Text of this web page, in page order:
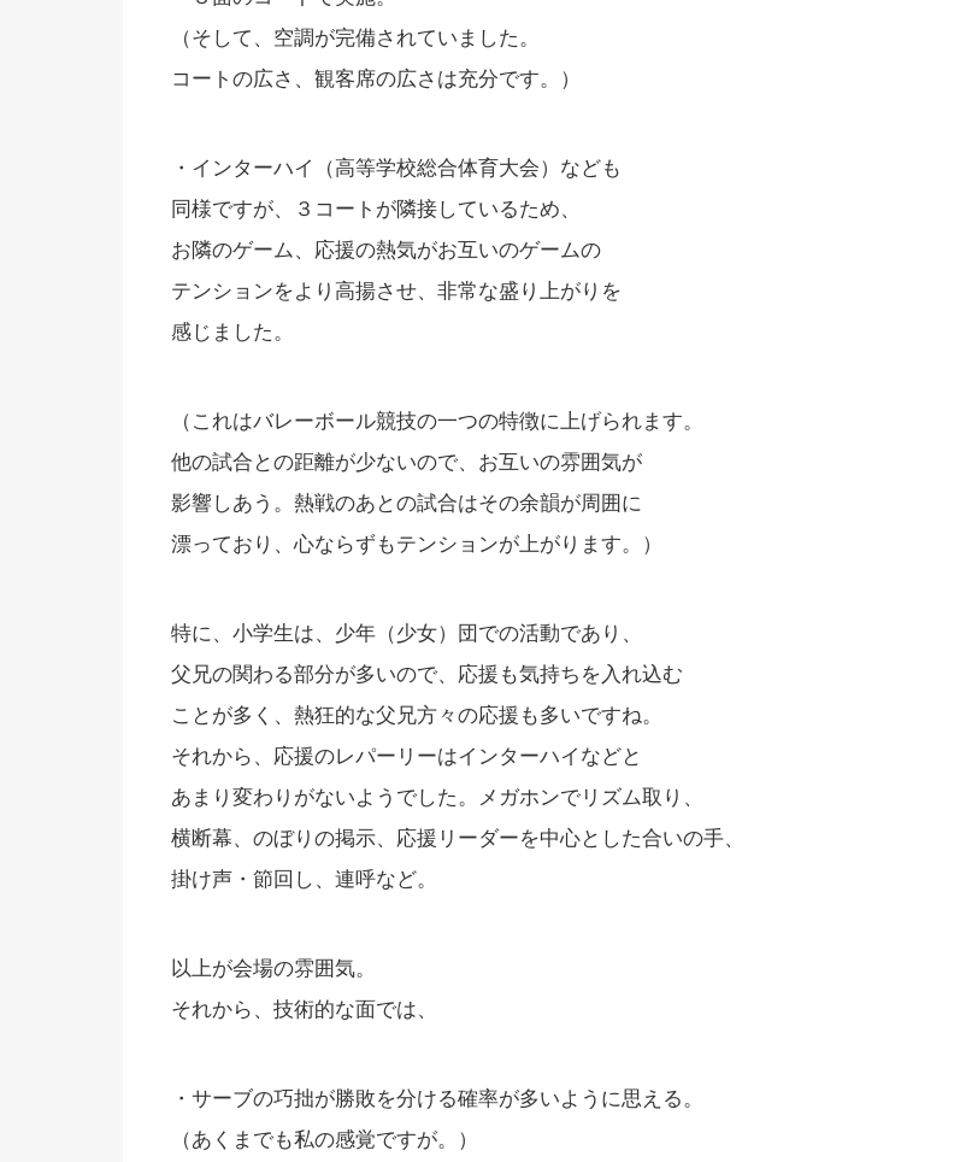
（そして、空調が完備されていました。
コートの広さ、観客席の広さは充分です。）
・インターハイ（高等学校総合体育大会）なども
同様ですが、３コートが隣接しているため、
お隣のゲーム、応援の熱気がお互いのゲームの
テンションをより高揚させ、非常な盛り上がりを
感じました。
（これはバレーボール競技の一つの特徴に上げられます。
他の試合との距離が少ないので、お互いの雰囲気が
影響しあう。熱戦のあとの試合はその余韻が周囲に
漂っており、心ならずもテンションが上がります。）
特に、小学生は、少年（少女）団での活動であり、
父兄の関わる部分が多いので、応援も気持ちを入れ込む
ことが多く、熱狂的な父兄方々の応援も多いですね。
それから、応援のレパーリーはインターハイなどと
あまり変わりがないようでした。メガホンでリズム取り、
横断幕、のぼりの掲示、応援リーダーを中心とした合いの手、
掛け声・節回し、連呼など。
以上が会場の雰囲気。
それから、技術的な面では、
・サーブの巧拙が勝敗を分ける確率が多いように思える。
（あくまでも私の感覚ですが。）